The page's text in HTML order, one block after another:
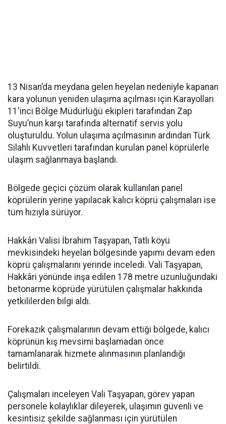
13 Nisan’da meydana gelen heyelan nedeniyle kapanan
kara yolunun yeniden ulaşıma açılması için Karayolları
11'inci Bölge Müdürlüğü ekipleri tarafından Zap
Suyu’nun karşı tarafında alternatif servis yolu
oluşturuldu. Yolun ulaşıma açılmasının ardından Türk
Silahlı Kuvvetleri tarafından kurulan panel köprülerle
ulaşım sağlanmaya başlandı.
Bölgede geçici çözüm olarak kullanılan panel
köprülerin yerine yapılacak kalıcı köprü çalışmaları ise
tüm hızıyla sürüyor.
Hakkâri Valisi İbrahim Taşyapan, Tatlı köyü
mevkisindeki heyelan bölgesinde yapımı devam eden
köprü çalışmalarını yerinde inceledi. Vali Taşyapan,
Hakkâri yönünde inşa edilen 178 metre uzunluğundaki
betonarme köprüde yürütülen çalışmalar hakkında
yetkililerden bilgi aldı.
Forekazık çalışmalarının devam ettiği bölgede, kalıcı
köprünün kış mevsimi başlamadan önce
tamamlanarak hizmete alınmasının planlandığı
belirtildi.
Çalışmaları inceleyen Vali Taşyapan, görev yapan
personele kolaylıklar dileyerek, ulaşımın güvenli ve
kesintisiz şekilde sağlanması için yürütülen